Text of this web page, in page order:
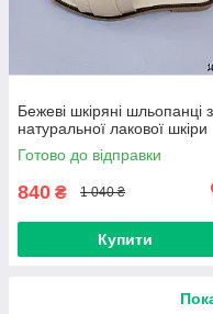
Бежеві шкіряні шльопанці з
натуральної лакової шкіри
Готово до відправки
840 ₴ 1 040 ₴
Купити